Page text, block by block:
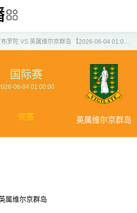
布罗陀 VS 英属维尔京群岛 【2026-06-04 01:00:00】
国际赛
06-04 01:00:00
完赛 英属维尔京群岛
属维尔京群岛